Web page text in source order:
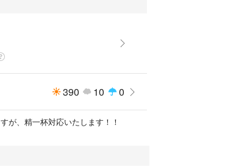
管となっておりますので、繊細な方は
、お手数ですがメーカー対応でお願い
切お受け出来ません。
390 10 0
が、精一杯対応いたします！！